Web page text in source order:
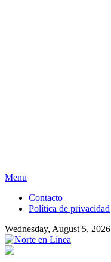
Skip
content
Menu
Contacto
Política de privacidad
Wednesday, August 5, 2026